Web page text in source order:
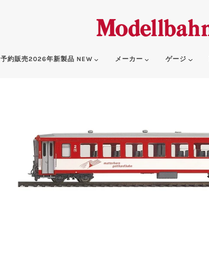
予約販売2026年新製品 NEW メーカー ゲージ